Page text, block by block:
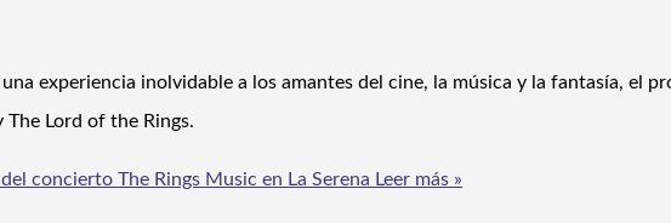
experiencia inolvidable a los amantes del cine, la música y la fantasía, el
Lord of the Rings.
concierto The Rings Music en La Serena Leer más »